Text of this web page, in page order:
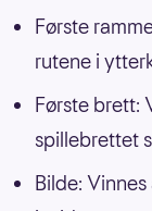
Første
rutene i
Første brett:
spillebrettet
Bilde: